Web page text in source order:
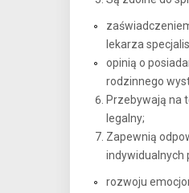
lekarza
opinią o
rodzinnego
Przebywają na
legalny;
Zapewnią
indywidualnych
rozwoju